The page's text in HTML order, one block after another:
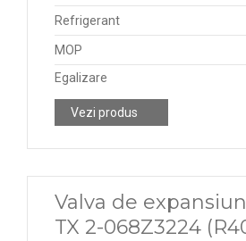
Refrigerant
MOP
Egalizare
Vezi produs
Valva de
TX 2-068Z3224